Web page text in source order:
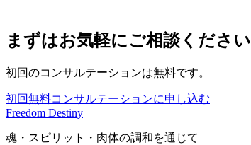
まずはお気軽にご相談ください
初回のコンサルテーションは無料です。
初回無料コンサルテーションに申し込む
Freedom Destiny
魂・スピリット・肉体の調和を通じて